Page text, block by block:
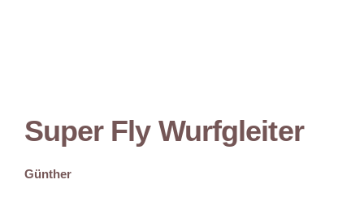
Super Fly Wurfgleiter
Günther